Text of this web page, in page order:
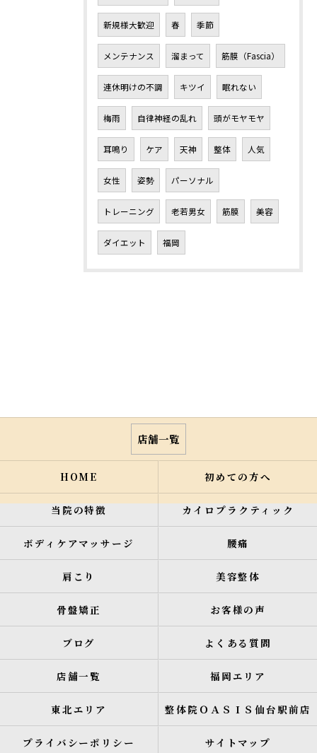
新規様大歓迎 春 季節
メンテナンス 溜まって 筋膜（Fascia）
連休明けの不調 キツイ 眠れない
梅雨 自律神経の乱れ 頭がモヤモヤ
耳鳴り ケア 天神 整体 人気
女性 姿勢 パーソナル
トレーニング 老若男女 筋膜 美容
ダイエット 福岡
店舗一覧
HOME 初めての方へ
当院の特徴 カイロプラクティック
ボディケアマッサージ 腰痛
肩こり 美容整体
骨盤矯正 お客様の声
ブログ よくある質問
店舗一覧 福岡エリア
東北エリア 整体院ＯＡＳＩＳ仙台駅前店
プライバシーポリシー サイトマップ